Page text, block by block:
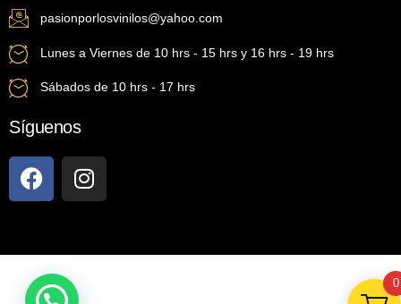
pasionporlosvinilos@yahoo.com
Lunes a Viernes de 10 hrs - 15 hrs y 16 hrs - 19 hrs
Sábados de 10 hrs - 17 hrs
Síguenos
0